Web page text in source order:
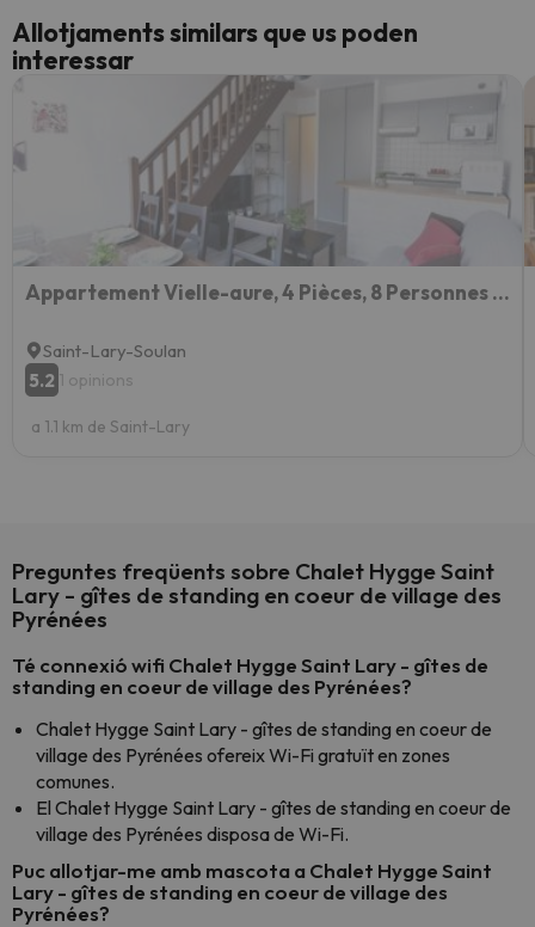
Allotjaments similars que us poden
interessar
Appartement Vielle-aure, 4 Pièces, 8 Personnes - Fr-1-296-133
Saint-Lary-Soulan
5.2 1 opinions
a 1.1 km de Saint-Lary
Preguntes freqüents sobre Chalet Hygge Saint
Lary - gîtes de standing en coeur de village des
Pyrénées
Té connexió wifi Chalet Hygge Saint Lary - gîtes de
standing en coeur de village des Pyrénées?
Chalet Hygge Saint Lary - gîtes de standing en coeur de
village des Pyrénées ofereix Wi-Fi gratuït en zones
comunes.
El Chalet Hygge Saint Lary - gîtes de standing en coeur de
village des Pyrénées disposa de Wi-Fi.
Puc allotjar-me amb mascota a Chalet Hygge Saint
Lary - gîtes de standing en coeur de village des
Pyrénées?